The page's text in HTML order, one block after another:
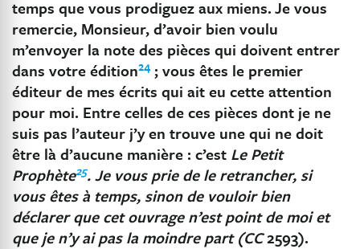
temps que vous prodiguez aux miens.Je vous
remercie, Monsieur, d’avoir bien voulu
m’envoyer la note des pièces qui doivent entrer
dans votre édition24 ; vous êtes le premier
éditeur de mes écrits qui ait eu cette attention
pour moi. Entre celles de ces pièces dont je ne
suis pas l’auteur j’y en trouve une qui ne doit
être là d’aucune manière : c’est Le Petit
Prophète25. Je vous prie de le retrancher, si
vous êtes à temps, sinon de vouloir bien
déclarer que cet ouvrage n’est point de moi et
que je n’y ai pas la moindre part (CC2593).